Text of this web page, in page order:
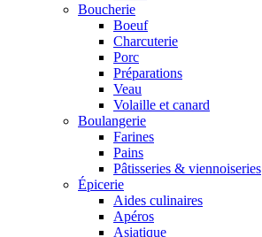
Boucherie
Boeuf
Charcuterie
Porc
Préparations
Veau
Volaille et canard
Boulangerie
Farines
Pains
Pâtisseries & viennoiseries
Épicerie
Aides culinaires
Apéros
Asiatique